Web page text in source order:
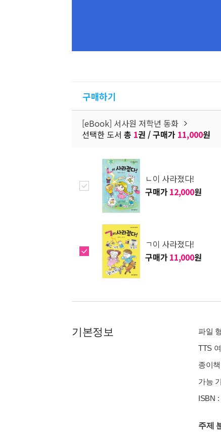
구매하기
[eBook] 서사원 저학년 동화
선택한 도서 총 1권 / 구매가 11,000원
ㄴ이 사라졌다!
구매가 12,000원
ㄱ이 사라졌다!
구매가 11,000원
기본정보
파일
TTS
종이
가능
ISBN :
주제